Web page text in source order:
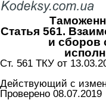
Статья 561.
и сборов
Ст. 561 ТКУ от
Действующий с
Проверено 08.07.2019